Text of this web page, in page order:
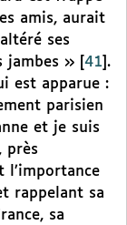
amis, aurait
ses
jambes »
41 .
est apparue :
parisien
et je suis
près
l’importance
rappelant sa
sa